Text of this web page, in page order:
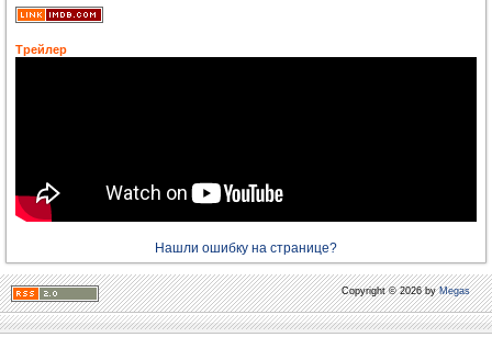
Трейлер
Нашли ошибку на странице?
Copyright © 2026 byMegas